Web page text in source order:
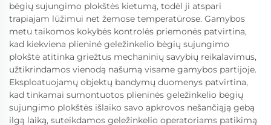
bėgių sujungimo plokštės kietumą, todėl ji atspari
trapiajam lūžimui net žemose temperatūrose. Gamybos
metu taikomos kokybės kontrolės priemonės patvirtina,
kad kiekviena plieninė geležinkelio bėgių sujungimo
plokštė atitinka griežtus mechaninių savybių reikalavimus,
užtikrindamos vienodą našumą visame gamybos partijoje.
Eksploatuojamų objektų bandymų duomenys patvirtina,
kad tinkamai sumontuotos plieninės geležinkelio bėgių
sujungimo plokštės išlaiko savo apkrovos nešančiąją gebą
ilgą laiką, suteikdamos geležinkelio operatoriams patikimą